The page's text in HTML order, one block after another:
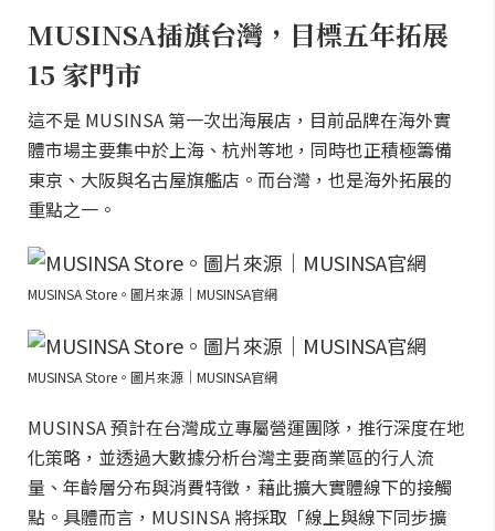
MUSINSA插旗台灣，目標五年拓展
15 家門市
這不是 MUSINSA 第一次出海展店，目前品牌在海外實
體市場主要集中於上海、杭州等地，同時也正積極籌備
東京、大阪與名古屋旗艦店。而台灣，也是海外拓展的
重點之一。
MUSINSA Store。圖片來源｜MUSINSA官網
MUSINSA Store。圖片來源｜MUSINSA官網
MUSINSA 預計在台灣成立專屬營運團隊，推行深度在地
化策略，並透過大數據分析台灣主要商業區的行人流
量、年齡層分布與消費特徵，藉此擴大實體線下的接觸
點。具體而言，MUSINSA 將採取「線上與線下同步擴